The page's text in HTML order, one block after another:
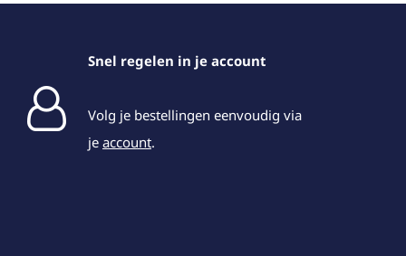
Snel regelen in je account
Volg je bestellingen eenvoudig via
je account.